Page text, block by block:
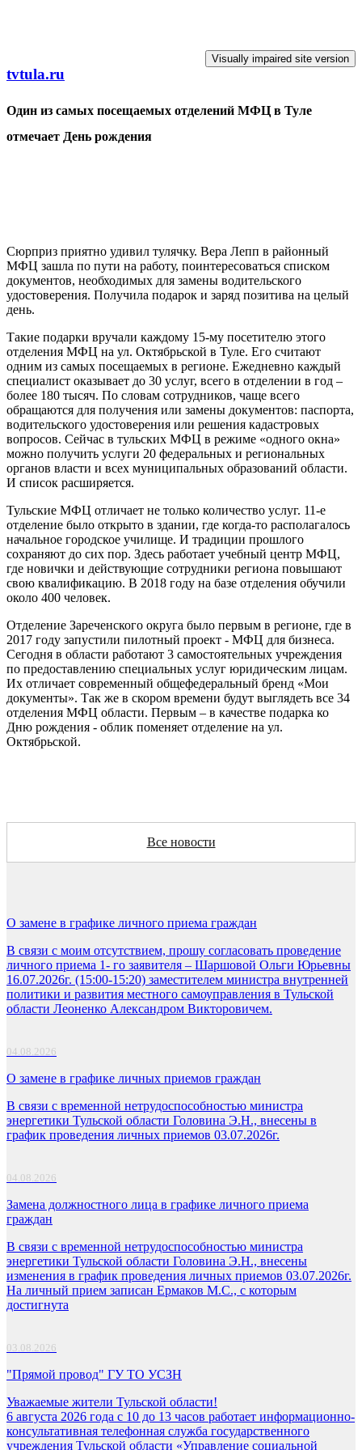
tvtula.ru
Один из самых посещаемых отделений МФЦ в Туле
отмечает День рождения
Сюрприз приятно удивил тулячку. Вера Лепп в районный
МФЦ зашла по пути на работу, поинтересоваться списком
документов, необходимых для замены водительского
удостоверения. Получила подарок и заряд позитива на целый
день.
Такие подарки вручали каждому 15-му посетителю этого
отделения МФЦ на ул. Октябрьской в Туле. Его считают
одним из самых посещаемых в регионе. Ежедневно каждый
специалист оказывает до 30 услуг, всего в отделении в год –
более 180 тысяч. По словам сотрудников, чаще всего
обращаются для получения или замены документов: паспорта,
водительского удостоверения или решения кадастровых
вопросов. Сейчас в тульских МФЦ в режиме «одного окна»
можно получить услуги 20 федеральных и региональных
органов власти и всех муниципальных образований области.
И список расширяется.
Тульские МФЦ отличает не только количество услуг. 11-е
отделение было открыто в здании, где когда-то располагалось
начальное городское училище. И традиции прошлого
сохраняют до сих пор. Здесь работает учебный центр МФЦ,
где новички и действующие сотрудники региона повышают
свою квалификацию. В 2018 году на базе отделения обучили
около 400 человек.
Отделение Зареченского округа было первым в регионе, где в
2017 году запустили пилотный проект - МФЦ для бизнеса.
Сегодня в области работают 3 самостоятельных учреждения
по предоставлению специальных услуг юридическим лицам.
Их отличает современный общефедеральный бренд «Мои
документы». Так же в скором времени будут выглядеть все 34
отделения МФЦ области. Первым – в качестве подарка ко
Дню рождения - облик поменяет отделение на ул.
Октябрьской.
Все новости
О замене в графике личного приема граждан
В связи с моим отсутствием, прошу согласовать проведение
личного приема 1- го заявителя – Шаршовой Ольги Юрьевны
16.07.2026г. (15:00-15:20) заместителем министра внутренней
политики и развития местного самоуправления в Тульской
области Леоненко Александром Викторовичем.
04.08.2026
О замене в графике личных приемов граждан
В связи с временной нетрудоспособностью министра
энергетики Тульской области Головина Э.Н., внесены в
график проведения личных приемов 03.07.2026г.
04.08.2026
Замена должностного лица в графике личного приема
граждан
В связи с временной нетрудоспособностью министра
энергетики Тульской области Головина Э.Н., внесены
изменения в график проведения личных приемов 03.07.2026г.
На личный прием записан Ермаков М.С., с которым
достигнута
03.08.2026
"Прямой провод" ГУ ТО УСЗН
Уважаемые жители Тульской области!
6 августа 2026 года с 10 до 13 часов работает информационно-
консультативная телефонная служба государственного
учреждения Тульской области «Управление социальной